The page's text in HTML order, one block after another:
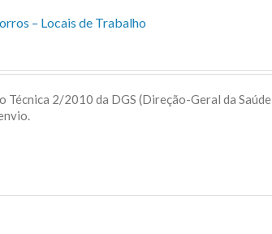
– Locais de Trabalho
2/2010 da DGS (Direção-Geral da
envio.